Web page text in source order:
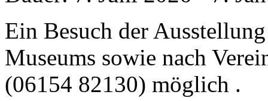
Ein Besuch der
Museums sowie nach
(06154 82130) möglich .